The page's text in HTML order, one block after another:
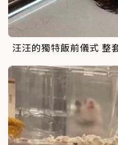
汪汪的獨特飯前儀式 整